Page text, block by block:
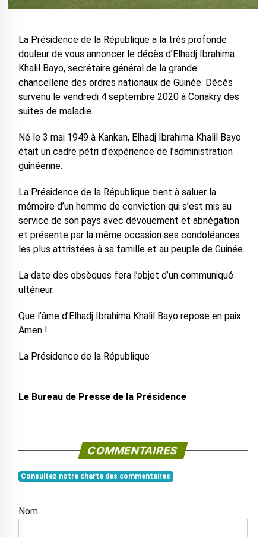
La Présidence de la République a la très profonde
douleur de vous annoncer le décès d’Elhadj Ibrahima
Khalil Bayo, secrétaire général de la grande
chancellerie des ordres nationaux de Guinée. Décès
survenu le vendredi 4 septembre 2020 à Conakry des
suites de maladie.
Né le 3 mai 1949 à Kankan, Elhadj Ibrahima Khalil Bayo
était un cadre pétri d’expérience de l’administration
guinéenne.
La Présidence de la République tient à saluer la
mémoire d’un homme de conviction qui s’est mis au
service de son pays avec dévouement et abnégation
et présente par la même occasion ses condoléances
les plus attristées à sa famille et au peuple de Guinée.
La date des obsèques fera l’objet d’un communiqué
ultérieur.
Que l’âme d’Elhadj Ibrahima Khalil Bayo repose en paix.
Amen !
La Présidence de la République
Le Bureau de Presse de la Présidence
COMMENTAIRES
Consultez notre charte des commentaires
Nom